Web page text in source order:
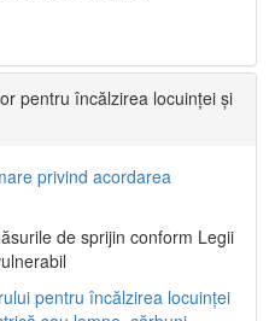
pentru încălzirea locuinței și
privind acordarea
de sprijin conform Legii
pentru încălzirea locuinței